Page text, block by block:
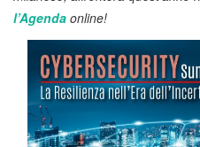
l’Agenda online!